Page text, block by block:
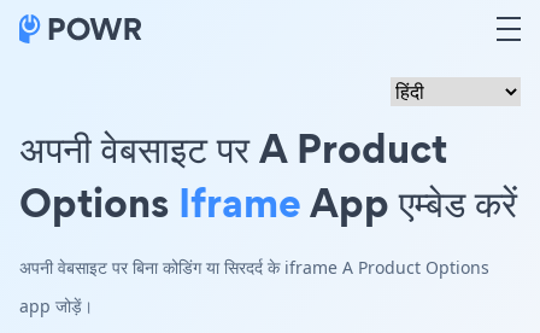
अपनी वेबसाइट पर A Product
Options IframeApp एम्बेड करें
अपनी वेबसाइट पर बिना कोडिंग या सिरदर्द के iframe A Product Options
app जोड़ें।